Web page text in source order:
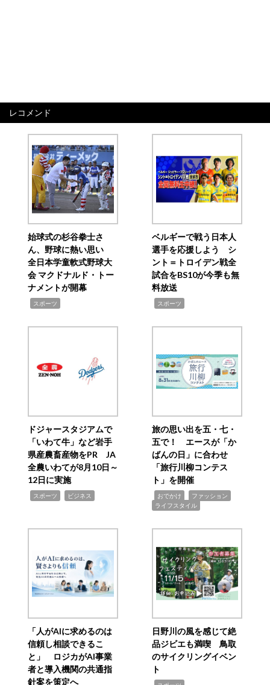
レコメンド
始球式の杉谷拳士さ
ん、野球に熱い思い
全日本学童軟式野球大
会 マクドナルド・トー
ナメントが開幕
スポーツ
ベルギーで戦う日本人
選手を応援しよう シ
ント＝トロイデン戦全
試合をBS10が今季も無
料放送
スポーツ
ドジャースタジアムで
「いわて牛」など岩手
県産農畜産物をPR JA
全農いわてが8月10日～
12日に実施
スポーツ ビジネス
旅の思い出を五・七・
五で！ エースが「か
ばんの日」に合わせ
「旅行川柳コンテス
ト」を開催
おでかけ ファッション
ライフスタイル
「人がAIに求めるのは
信頼し相談できるこ
と」 ロジカがAI事業
者と導入機関の共通指
針案を策定へ
日野川の風を感じて絶
品ジビエも満喫 鳥取
のサイクリングイベン
ト